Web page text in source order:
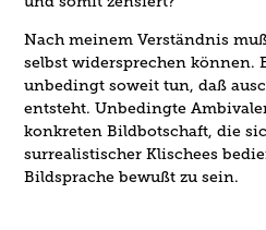
Nach meinem Verständnis
selbst widersprechen können.
unbedingt soweit tun, daß
entsteht. Unbedingte
konkreten Bildbotschaft, die
surrealistischer Klischees
Bildsprache bewußt zu sein.